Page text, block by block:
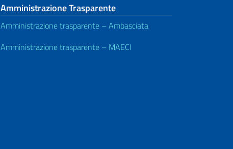
Amministrazione Trasparente
Amministrazione trasparente – Ambasciata
Amministrazione trasparente – MAECI